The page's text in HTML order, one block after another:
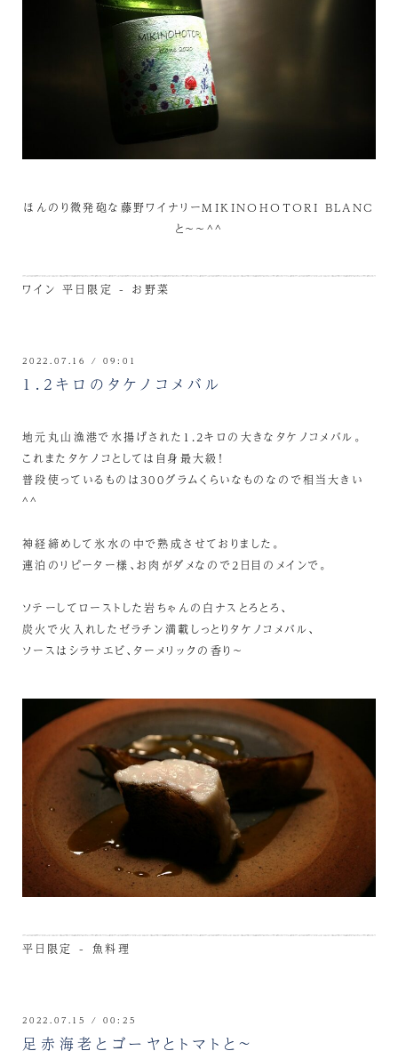
ほんのり微発砲な藤野ワイナリーMIKINOHOTORI BLANC
と～～^^
ワイン 平日限定 - お野菜
2022.07.16 / 09:01
1.2キロのタケノコメバル
地元丸山漁港で水揚げされた1.2キロの大きなタケノコメバル。
これまたタケノコとしては自身最大級！
普段使っているものは300グラムくらいなものなので相当大きい
^^
神経締めして氷水の中で熟成させておりました。
連泊のリピーター様、お肉がダメなので2日目のメインで。
ソテーしてローストした岩ちゃんの白ナスとろとろ、
炭火で火入れしたゼラチン満載しっとりタケノコメバル、
ソースはシラサエビ、ターメリックの香り～
平日限定 - 魚料理
2022.07.15 / 00:25
足赤海老とゴーヤとトマトと～